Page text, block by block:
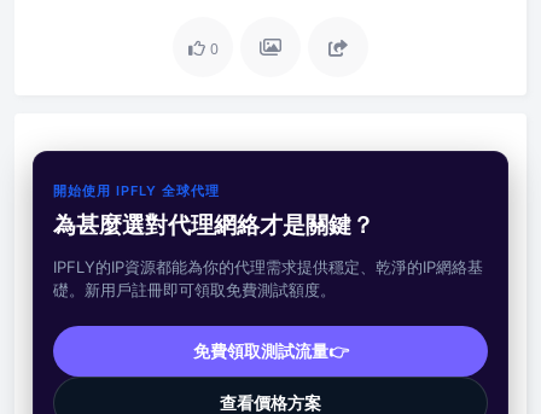
0
開始使用 IPFLY 全球代理
為甚麼選對代理網絡才是關鍵？
IPFLY的IP資源都能為你的代理需求提供穩定、乾淨的IP網絡基
礎。新用戶註冊即可領取免費測試額度。
免費領取測試流量👉
查看價格方案